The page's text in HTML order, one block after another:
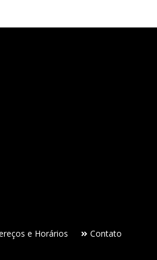
e Horários
Contato